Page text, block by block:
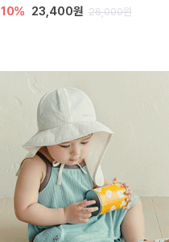
10% 23,400원 26,000원